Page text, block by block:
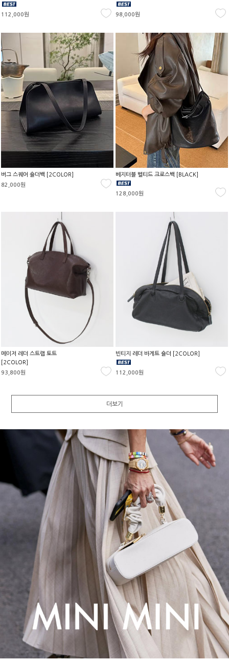
112,000원 98,000원
버그 스퀘어 숄더백 [2COLOR]
82,000원
베지터블 벨티드 크로스백 [BLACK]
128,000원
메이저 레더 스트랩 토트
[2COLOR]
93,800원
빈티지 레더 바게트 숄더 [2COLOR]
112,000원
더보기